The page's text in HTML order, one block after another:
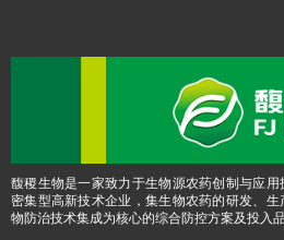
馥稷生物是一家致力于生物源农药创制与应
密集型高新技术企业，集生物农药的研发、
物防治技术集成为核心的综合防控方案及投入